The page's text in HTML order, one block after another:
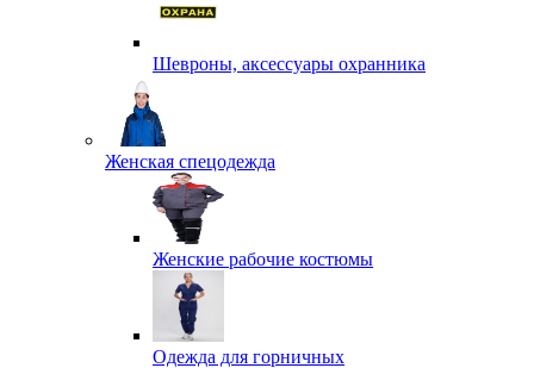
Шевроны, аксессуары охранника
Женская спецодежда
Женские рабочие костюмы
Одежда для горничных